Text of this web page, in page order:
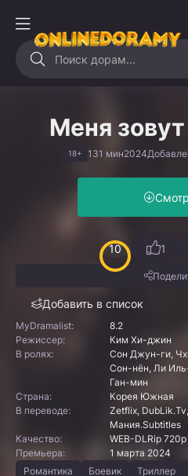
Меня
18+ 131 мин2024
10
Добавить в список
1
MyDramalist:
8.2
Режиссер:
Ким Хи-джин
В ролях:
Сон Джун-ги,
Сон-нён, Ли
Ган-мин
Страна:
Корея Южная
В переводе:
Zetflix,
Мания.Subtitles
Качество:
WEB-DLRip 720p
Премьера:
1 марта 2024
Романтика
Боевик Триллер